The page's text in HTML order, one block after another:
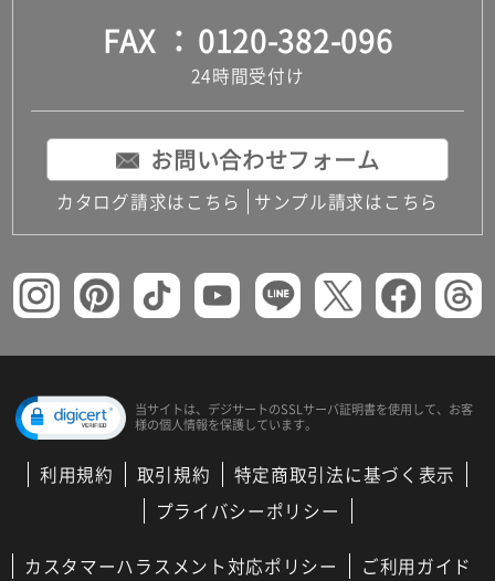
FAX 0120-382-096
24時間受付け
お問い合わせフォーム
カタログ請求はこちら サンプル請求はこちら
当サイトは、デジサートのSSLサーバ証明書を使用して、 お客
様の個人情報を保護しています。
利用規約 取引規約
特定商取引法に基づく表示
プライバシーポリシー
カスタマーハラスメント対応ポリシー ご利用ガイド